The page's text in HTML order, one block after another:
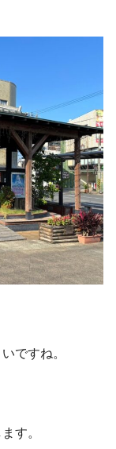
ですね。
す。